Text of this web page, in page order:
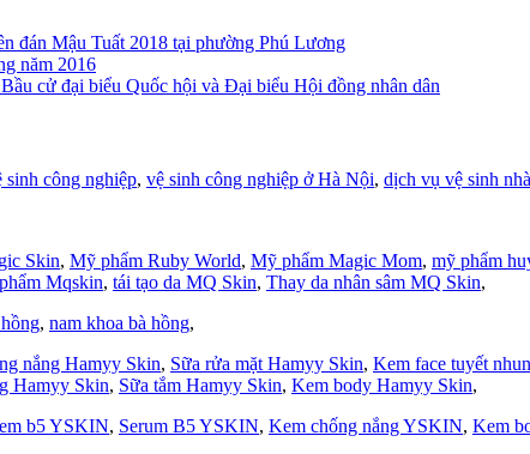
đán Mậu Tuất 2018 tại phường Phú Lương
năm 2016
cử đại biểu Quốc hội và Đại biểu Hội đồng nhân dân
sinh công nghiệp, vệ sinh công nghiệp ở Hà Nội, dịch vụ vệ sinh
Skin, Mỹ phẩm Ruby World, Mỹ phẩm Magic Mom, mỹ phẩm
Mqskin, tái tạo da MQ Skin, Thay da nhân sâm MQ Skin,
, nam khoa bà hồng,
nắng Hamyy Skin, Sữa rửa mặt Hamyy Skin, Kem face tuyết
Hamyy Skin, Sữa tắm Hamyy Skin, Kem body Hamyy Skin,
b5 YSKIN, Serum B5 YSKIN, Kem chống nắng YSKIN, Kem